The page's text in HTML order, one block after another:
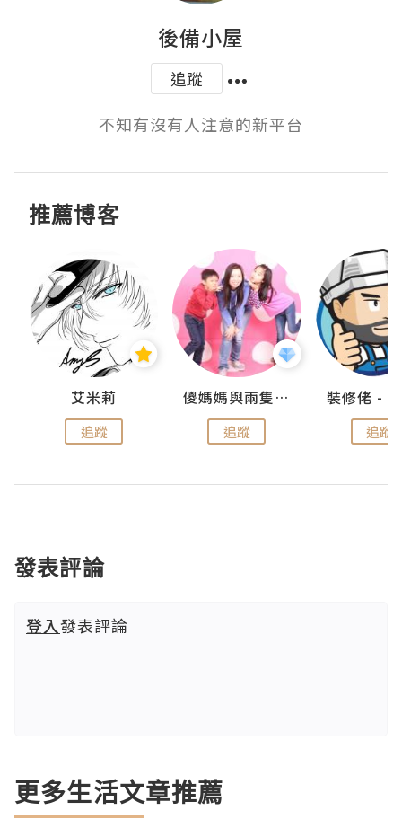
後備小屋
追蹤
不知有沒有人注意的新平台
推薦博客
艾米莉
追蹤
儍媽媽與兩隻小魔怪之家
追蹤 追蹤
發表評論
登入發表評論
更多生活文章推薦